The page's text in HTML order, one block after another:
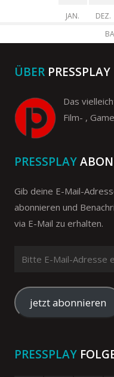
JAN. DEZ.
ÜBER PRESSPLAY
Das
Film- ,
PRESSPLAY
Gib deine E-Mail-
abonnieren und
via E-Mail zu erhalten.
Mail-
Adresse
eingeben
jetzt abonnieren
PRESSPLAY